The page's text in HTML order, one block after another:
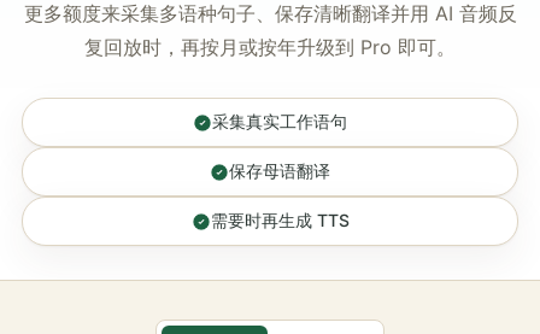
更多额度来采集多语种句子、保存清晰翻译并用 AI 音频反
复回放时，再按月或按年升级到 Pro 即可。
采集真实工作语句
保存母语翻译
需要时再生成 TTS